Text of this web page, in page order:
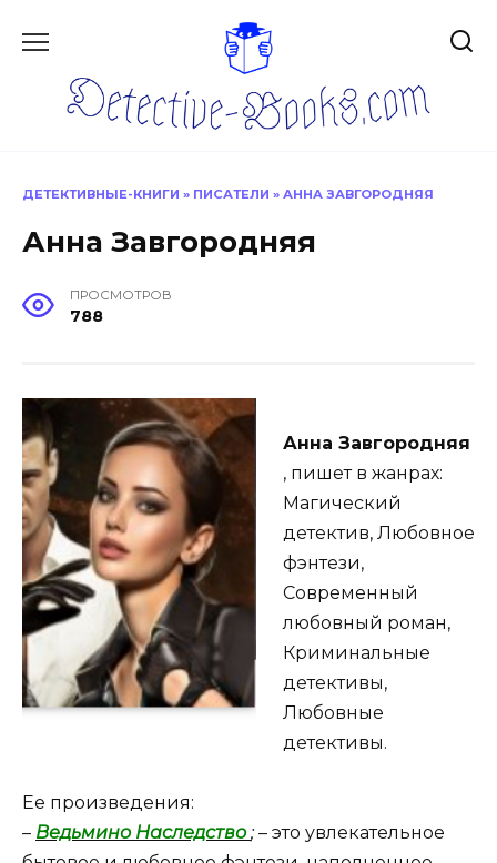
ДЕТЕКТИВНЫЕ-КНИГИ » ПИСАТЕЛИ » АННА ЗАВГОРОДНЯЯ
Анна Завгородняя
ПРОСМОТРОВ
788
Анна Завгородняя
, пишет в жанрах:
Магический
детектив, Любовное
фэнтези,
Современный
любовный роман,
Криминальные
детективы,
Любовные
детективы.
Ее произведения:
– Ведьмино Наследство;– это увлекательное